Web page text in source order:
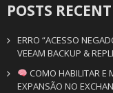
POSTS
ERRO “ACESSO
VEEAM BACKUP &
COMO HABILITAR E
EXPANSÃO NO